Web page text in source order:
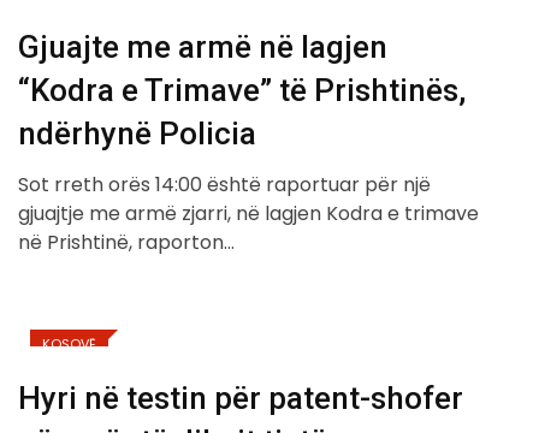
Gjuajte me armë në lagjen
“Kodra e Trimave” të Prishtinës,
ndërhynë Policia
Sot rreth orës 14:00 është raportuar për një
gjuajtje me armë zjarri, në lagjen Kodra e trimave
në Prishtinë, raporton…
KOSOVË
Hyri në testin për patent-shofer